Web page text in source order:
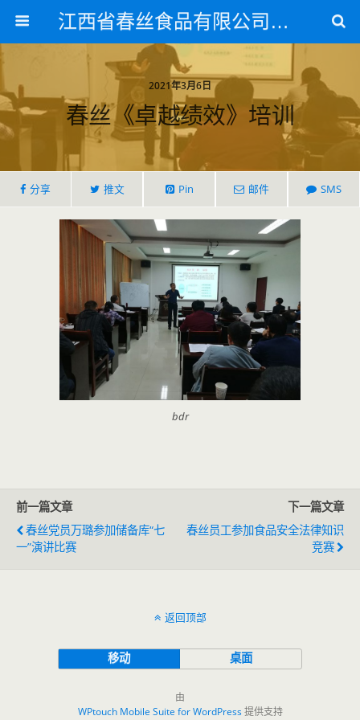
江西省春丝食品有限公司官方网站
2021年3月6日
春丝《卓越绩效》培训
分享 推文 Pin 邮件 SMS
bdr
前一篇文章
春丝党员万璐参加储备库“七
一”演讲比赛
下一篇文章
春丝员工参加食品安全法律知识
竞赛
返回顶部
移动 桌面
由
WPtouch Mobile Suite for WordPress提供支持